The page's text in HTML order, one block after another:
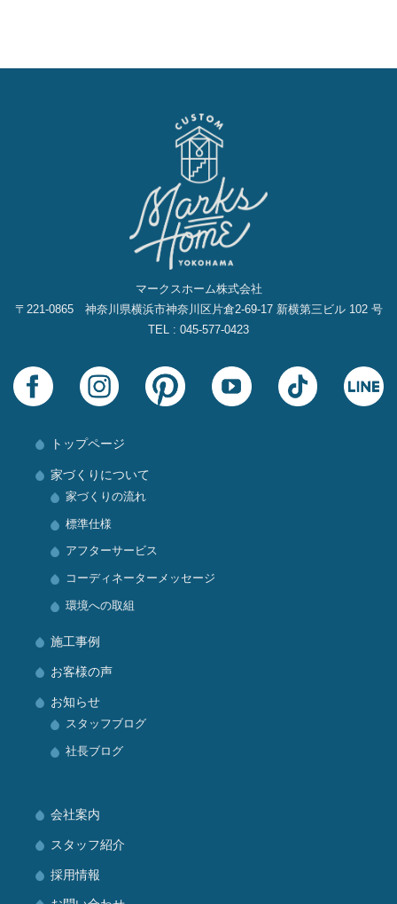
マークスホーム株式会社
〒221-0865 神奈川県横浜市神奈川区片倉2‐69‐17 新横第三ビル 102 号
TEL : 045-577-0423
トップページ
家づくりについて
家づくりの流れ
標準仕様
アフターサービス
コーディネーターメッセージ
環境への取組
施工事例
お客様の声
お知らせ
スタッフブログ
社長ブログ
会社案内
スタッフ紹介
採用情報